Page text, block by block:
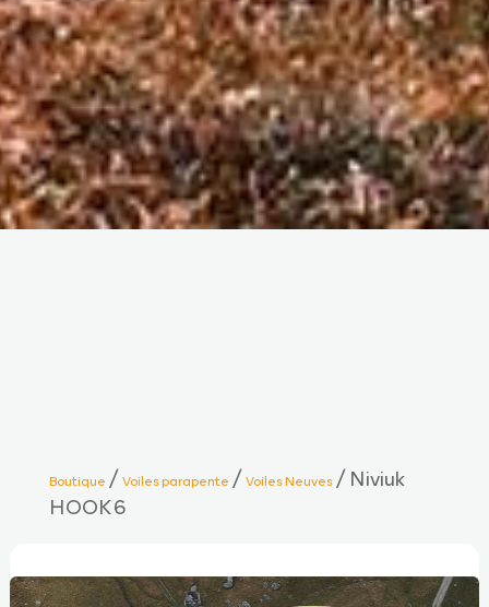
Boutique /Voiles parapente /Voiles Neuves/ Niviuk
HOOK 6